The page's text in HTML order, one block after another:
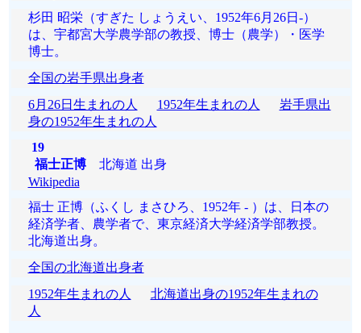
杉田 昭栄（すぎた しょうえい、1952年6月26日-）
は、宇都宮大学農学部の教授、博士（農学）・医学
博士。
全国の岩手県出身者
6月26日生まれの人
1952年生まれの人
岩手県出
身の1952年生まれの人
19
福士正博北海道 出身
Wikipedia
福士 正博（ふくし まさひろ、1952年 - ）は、日本の
経済学者、農学者で、東京経済大学経済学部教授。
北海道出身。
全国の北海道出身者
1952年生まれの人
北海道出身の1952年生まれの
人